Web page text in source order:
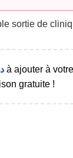
sortie de
à ajouter à
gratuite !